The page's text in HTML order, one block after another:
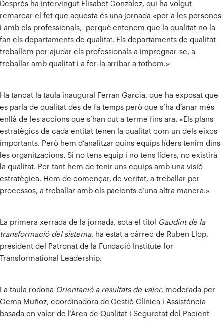
Després ha intervingut Elisabet Gonzàlez, qui ha volgut
remarcar el fet que aquesta és una jornada «per a les persones
i amb els professionals, perquè entenem que la qualitat no la
fan els departaments de qualitat. Els departaments de qualitat
treballem per ajudar els professionals a impregnar-se, a
treballar amb qualitat i a fer-la arribar a tothom.»
Ha tancat la taula inaugural Ferran Garcia, que ha exposat que
es parla de qualitat des de fa temps però que s’ha d’anar més
enllà de les accions que s’han dut a terme fins ara. «Els plans
estratègics de cada entitat tenen la qualitat com un dels eixos
importants. Però hem d’analitzar quins equips líders tenim dins
les organitzacions. Si no tens equip i no tens líders, no existirà
la qualitat. Per tant hem de tenir uns equips amb una visió
estratègica. Hem de començar, de veritat, a treballar per
processos, a treballar amb els pacients d’una altra manera.»
La primera xerrada de la jornada, sota el títol
Gaudint de la
transformació del sistema, ha estat a càrrec de Ruben Llop,
president del Patronat de la Fundació Institute for
Transformational Leadership.
La taula rodona Orientació a resultats de valor, moderada per
Gema Muñoz, coordinadora de Gestió Clínica i Assistència
basada en valor de l’Àrea de Qualitat i Seguretat del Pacient